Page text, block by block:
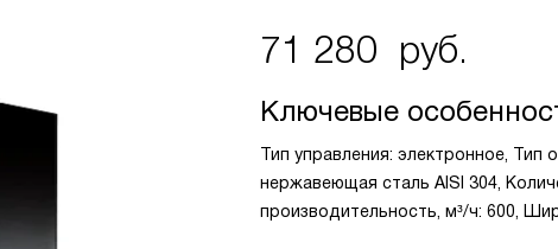
71 280 руб.
Ключевые
Тип управления: электронное,
нержавеющая сталь AISI 304,
производительность, м³/ч: 600,